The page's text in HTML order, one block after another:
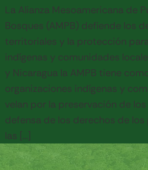
La Alianza Mesoamericana de
Bosques (AMPB) defiende los
territoriales y la protección
indígenas y comunidades
y Nicaragua la AMPB tiene
organizaciones indígenas y
velan por la preservación de
defensa de los derechos de los
las […]